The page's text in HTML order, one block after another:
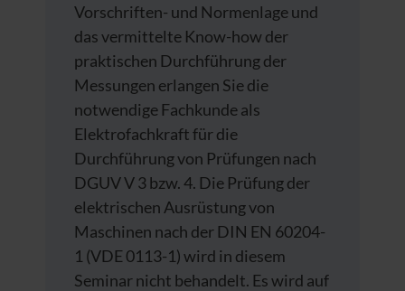
Vorschriften- und Normenlage und
das vermittelte Know-how der
praktischen Durchführung der
Messungen erlangen Sie die
notwendige Fachkunde als
Elektrofachkraft für die
Durchführung von Prüfungen nach
DGUV V 3 bzw. 4. Die Prüfung der
elektrischen Ausrüstung von
Maschinen nach der DIN EN 60204-
1 (VDE 0113-1) wird in diesem
Seminar nicht behandelt. Es wird auf